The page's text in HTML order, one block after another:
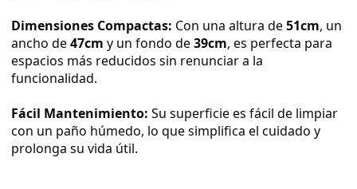
Dimensiones Compactas: Con una altura de 51cm, un
ancho de 47cm y un fondo de 39cm, es perfecta para
espacios más reducidos sin renunciar a la
funcionalidad.
Fácil Mantenimiento: Su superficie es fácil de limpiar
con un paño húmedo, lo que simplifica el cuidado y
prolonga su vida útil.